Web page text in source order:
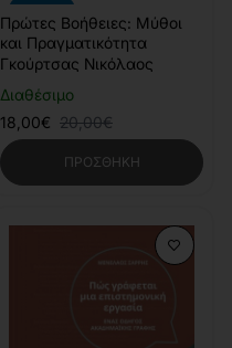
-10%
Διαθέσιμο
Πρώτες Βοήθειες: Μύθοι
και Πραγματικότητα
Γκούρτσας Νικόλαος
18,00€ 20,00€
ΠΡΟΣΘΉΚΗ